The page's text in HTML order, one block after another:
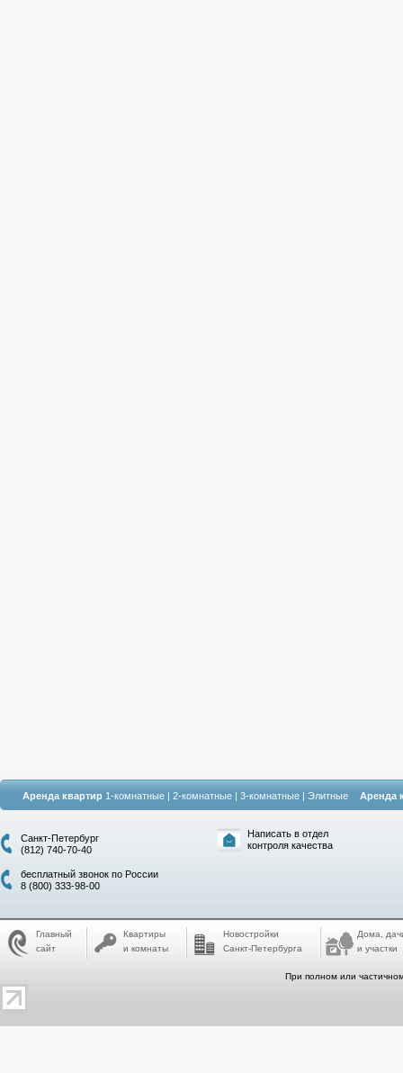
Аренда квартир 1-комнатные | 2-комнатные | 3-комнатные | Элитные Аренда
Санкт-Петербург
(812) 740-70-40
бесплатный звонок по России
8 (800) 333-98-00
Написать в отдел
контроля качества
Главный
сайт
Квартиры
и комнаты
Новостройки
Санкт-Петербурга
Дома,
и участки
При полном или